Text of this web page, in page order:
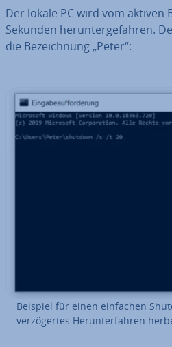
Der lokale PC wird vom aktiven
Sekunden her­un­ter­ge­fah­ren.
die Be­zeich­nung „Peter“:
Beispiel für einen einfachen
ver­zö­ger­tes Her­un­ter­fah­ren